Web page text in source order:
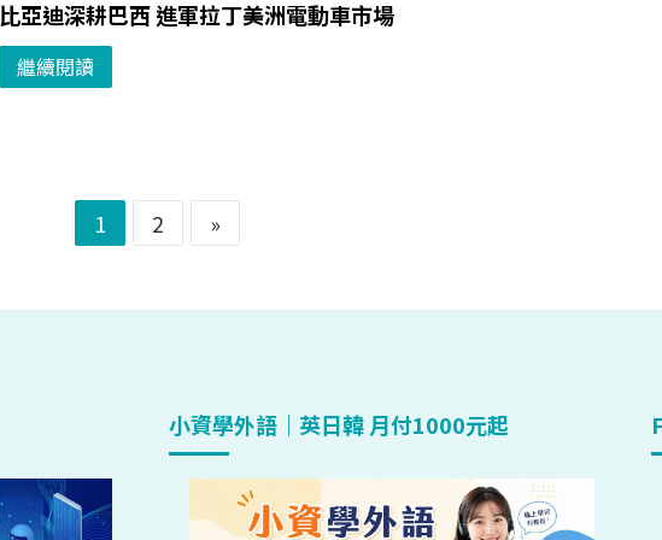
比亞迪深耕巴西 進軍拉丁美洲電動車市場
繼續閱讀
1 2 »
小資學外語｜英日韓 月付1000元起